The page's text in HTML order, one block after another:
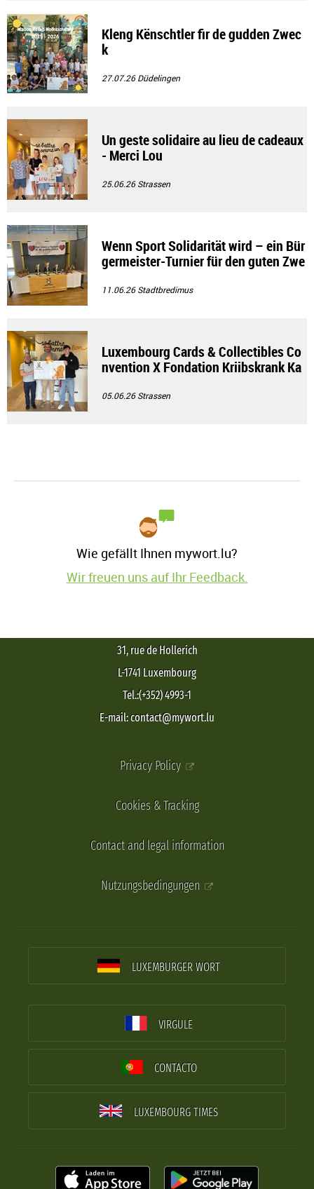
Kleng Kënschtler fir de gudden Zwec
k
27.07.26Düdelingen
Un geste solidaire au lieu de cadeaux
- Merci Lou
25.06.26Strassen
Wenn Sport Solidarität wird – ein Bür
germeister-Turnier für den guten Zwe
11.06.26Stadtbredimus
Luxembourg Cards & Collectibles Co
nvention X Fondation Kriibskrank Ka
05.06.26Strassen
Wie gefällt Ihnen mywort.lu?
Wir freuen uns auf Ihr Feedback.
31, rue de Hollerich
L-1741 Luxembourg
Tel.:(+352) 4993-1
E-mail: contact@mywort.lu
Privacy Policy
Cookies & Tracking
Contact and legal information
Nutzungsbedingungen
LUXEMBURGER WORT
VIRGULE
CONTACTO
LUXEMBOURG TIMES